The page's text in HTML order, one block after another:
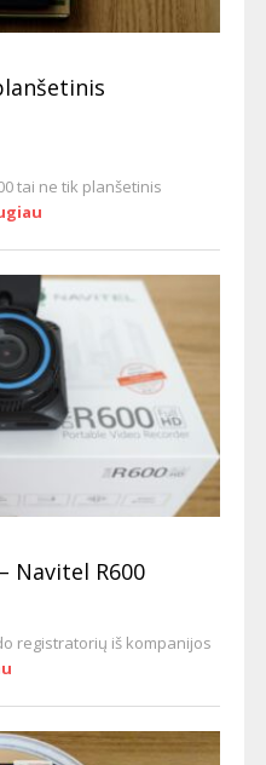
tai ne tik planšetinis
Navitel R600
registratorių iš kompanijos